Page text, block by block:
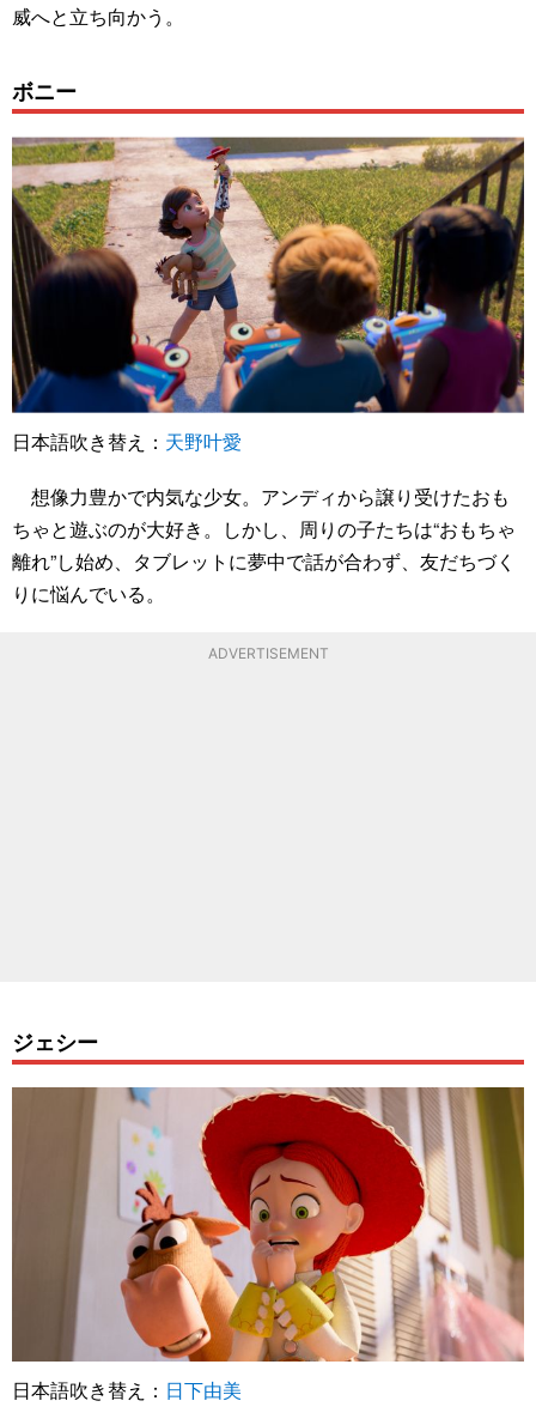
威へと立ち向かう。
ボニー
日本語吹き替え： 天野叶愛
想像力豊かで内気な少女。アンディから譲り受けたおも
ちゃと遊ぶのが大好き。しかし、周りの子たちは“おもちゃ
離れ”し始め、タブレットに夢中で話が合わず、友だちづく
りに悩んでいる。
ADVERTISEMENT
ジェシー
日本語吹き替え： 日下由美